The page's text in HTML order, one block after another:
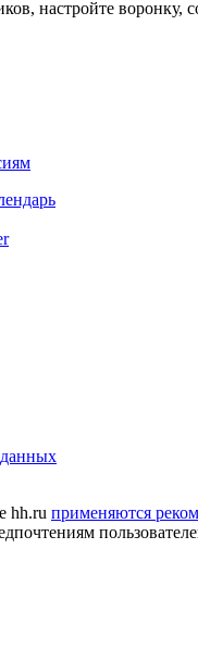
настройте воронку,
hh.ru применяются